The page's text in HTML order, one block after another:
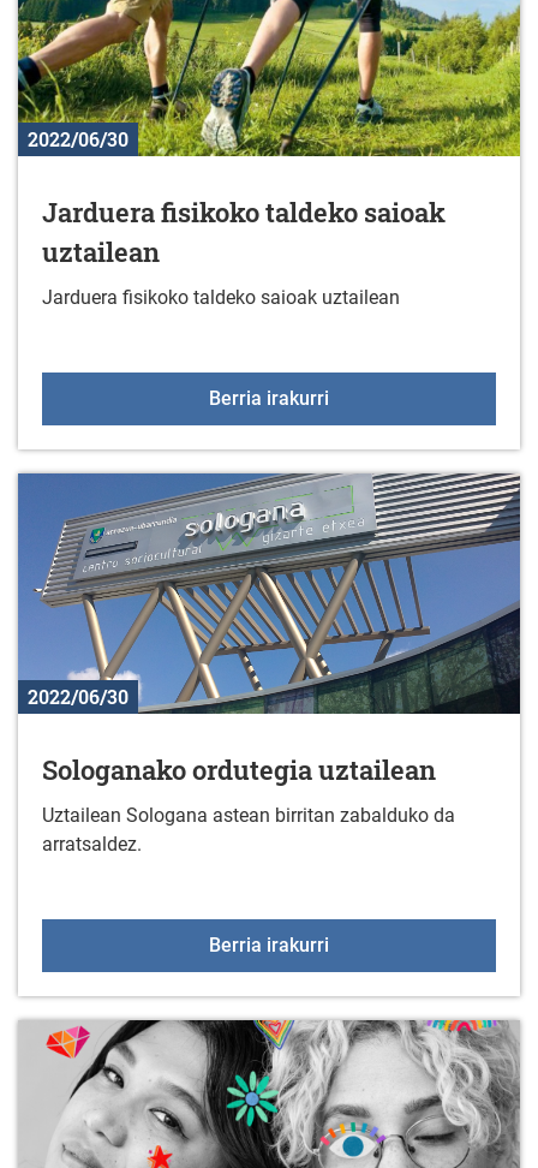
2022/06/30
Jarduera fisikoko taldeko saioak
uztailean
Jarduera fisikoko taldeko saioak uztailean
Berria irakurri
2022/06/30
Sologanako ordutegia uztailean
Uztailean Sologana astean birritan zabalduko da
arratsaldez.
Berria irakurri